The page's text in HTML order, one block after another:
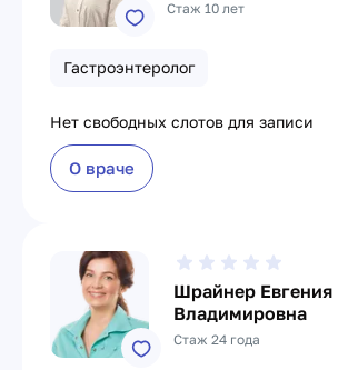
Стаж 10 лет
Гастроэнтеролог
Нет свободных слотов для записи
О враче
Шрайнер Евгения
Владимировна
Стаж 24 года